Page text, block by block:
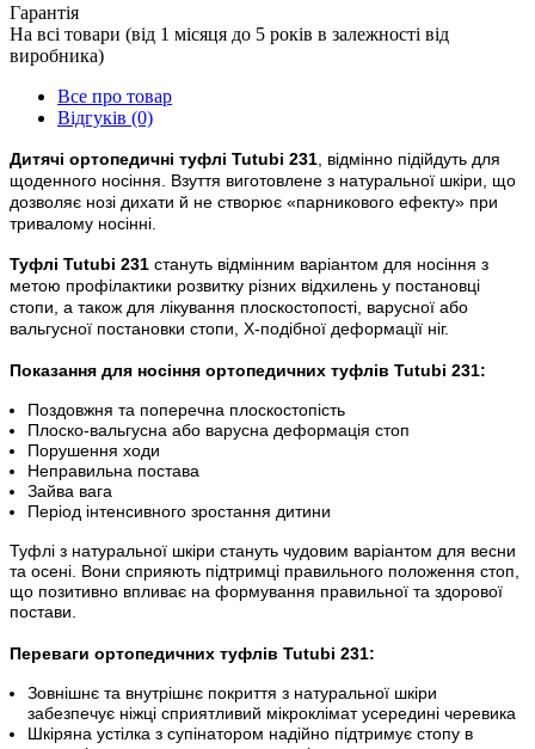
Гарантія
На всі товари (від 1 місяця до 5 років в залежності від
виробника)
Все про товар
Відгуків (0)
Дитячі ортопедичні туфлі Tutubi 231 , відмінно підійдуть для
щоденного носіння. Взуття виготовлене з натуральної шкіри, що
дозволяє нозі дихати й не створює «парникового ефекту» при
тривалому носінні.
Туфлі Tutubi 231 стануть відмінним варіантом для носіння з
метою профілактики розвитку різних відхилень у постановці
стопи, а також для лікування плоскостопості, варусної або
вальгусної постановки стопи, Х-подібної деформації ніг.
Показання для носіння ортопедичних туфлів Tutubi 231:
Поздовжня та поперечна плоскостопість
Плоско-вальгусна або варусна деформація стоп
Порушення ходи
Неправильна постава
Зайва вага
Період інтенсивного зростання дитини
Туфлі з натуральної шкіри стануть чудовим варіантом для весни
та осені. Вони сприяють підтримці правильного положення стоп,
що позитивно впливає на формування правильної та здорової
постави.
Переваги ортопедичних туфлів Tutubi 231:
Зовнішнє та внутрішнє покриття з натуральної шкіри
забезпечує ніжці сприятливий мікроклімат усередині черевика
Шкіряна устілка з супінатором надійно підтримує стопу в